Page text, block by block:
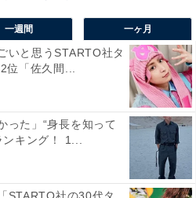
寺でした。
一週間 一ヶ月
いと思うSTARTO社タ
位「佐久間...
った」“身長を知って
キング！ 1...